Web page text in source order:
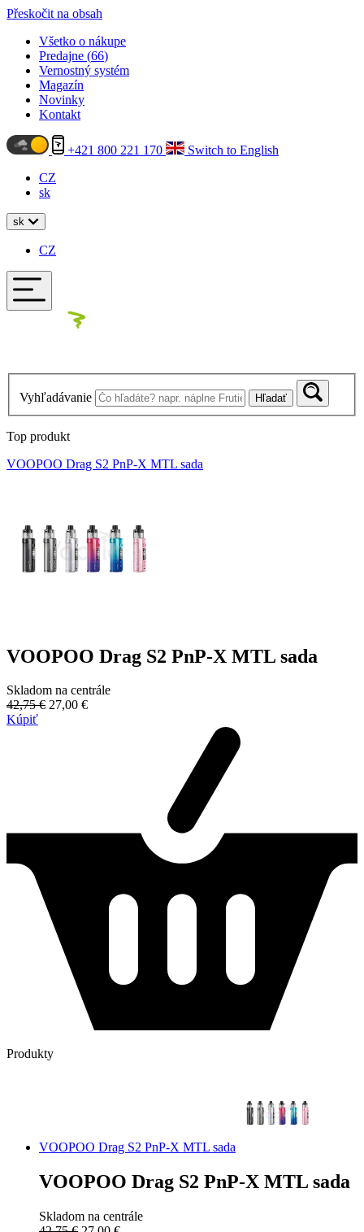
Přeskočit na obsah
Všetko o nákupe
Predajne (66)
Vernostný systém
Magazín
Novinky
Kontakt
+421 800 221 170
Switch to English
CZ
sk
sk
CZ
Vyhľadávanie Hľadať
Top produkt
VOOPOO Drag S2 PnP-X MTL sada
VOOPOO Drag S2 PnP-X MTL sada
Skladom na centrále
42,75 € 27,00 €
Kúpiť
Produkty
VOOPOO Drag S2 PnP-X MTL sada
VOOPOO Drag S2 PnP-X MTL sada
Skladom na centrále